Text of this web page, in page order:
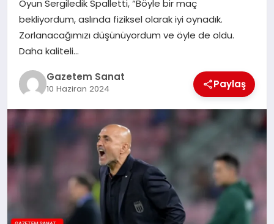
EĞITIM
Oyun Sergiledik Spalletti, “Böyle bir maç
bekliyordum, aslında fiziksel olarak iyi oynadık.
Zorlanacağımızı düşünüyordum ve öyle de oldu.
Daha kaliteli…
Gazetem Sanat
10 Haziran 2024 Paylaş